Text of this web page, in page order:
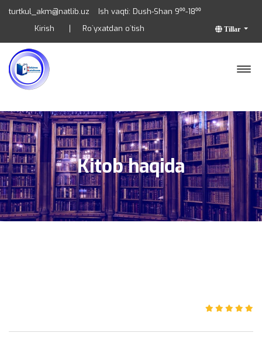
turtkul_akm@natlib.uz Ish vaqti: Dush-Shan 9⁰⁰-18⁰⁰
Tillar
Kirish Ro`yxatdan o`tish
Kitob haqida